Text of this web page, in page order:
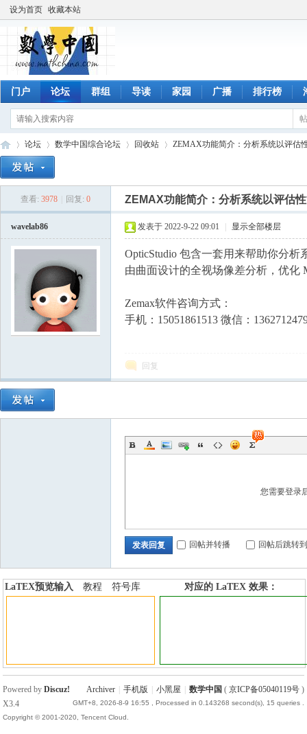
设为首页 收藏本站
门户 论坛 群组 导读 家园 广播 排行榜
论坛
›
数学中国综合论坛 回收站
›
ZEMAX功能简介：分析系统以评估
查看: 3978 回复: 0 ZEMAX功能简介：分析系统以评估
wavelab86 发表于 2022-9-22 09:01 显示全部楼层
OpticStudio 包含一套用来帮助你分
由曲面设计的全视场像差分析，优化
Zemax软件咨询方式：
手机：15051861513 微信：
回复
您需要登录
发表回复 回帖并转播 回帖后跳转
LaTEX预览输入 教程
符号库
对应的 LaTEX 效果：
Archiver 手机版 小黑屋 数学中国 ( 京ICP备05040119号)
GMT+8, 2026-8-9 16:55 , Processed in 0.143268 second(s), 15 queries .
Powered byDiscuz!
X3.4
Copyright © 2001-2020, Tencent Cloud.